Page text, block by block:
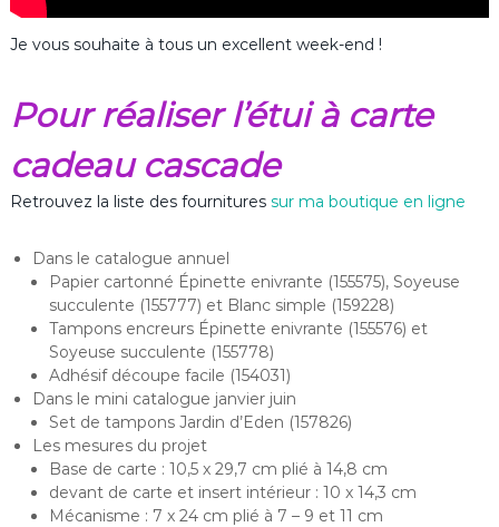
Je vous souhaite à tous un excellent week-end !
Pour réaliser l’étui à carte
cadeau cascade
Retrouvez la liste des fournitures sur ma boutique en ligne
Dans le catalogue annuel
Papier cartonné Épinette enivrante (155575), Soyeuse
succulente (155777) et Blanc simple (159228)
Tampons encreurs Épinette enivrante (155576) et
Soyeuse succulente (155778)
Adhésif découpe facile (154031)
Dans le mini catalogue janvier juin
Set de tampons Jardin d’Eden (157826)
Les mesures du projet
Base de carte : 10,5 x 29,7 cm plié à 14,8 cm
devant de carte et insert intérieur : 10 x 14,3 cm
Mécanisme : 7 x 24 cm plié à 7 – 9 et 11 cm